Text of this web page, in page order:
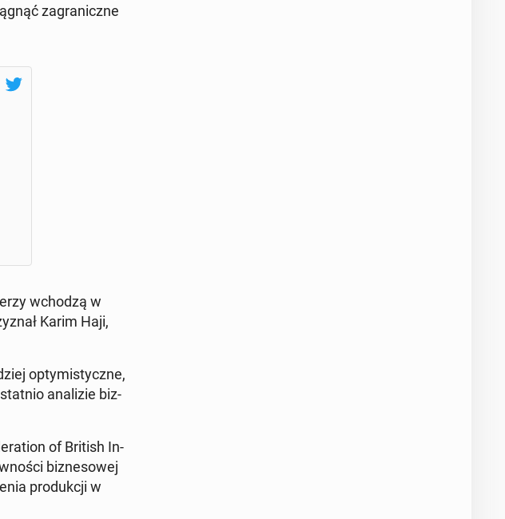
za­gra­nicz­ne
wchodzą w
Karim Haji,
opty­mi­stycz­ne,
ana­li­zie biz­
of British In­
biz­ne­so­wej
pro­duk­cji w